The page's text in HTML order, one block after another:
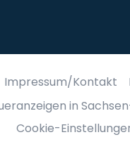
Impressum/Kontakt
in
Cookie-